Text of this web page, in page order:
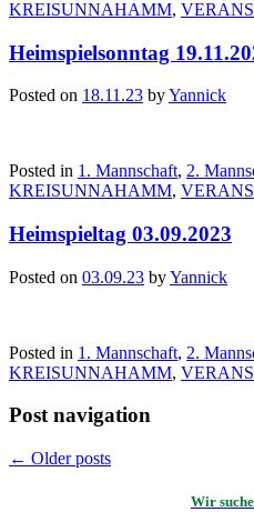
KREISUNNAHAMM,
Heimspielsonntag
Posted on 18.11.23 byYannick
Posted in 1. Mannschaft, 2.
KREISUNNAHAMM,
Heimspieltag 03.09.2023
Posted on 03.09.23 byYannick
Posted in 1. Mannschaft, 2.
KREISUNNAHAMM,
Post navigation
← Older posts
Wir